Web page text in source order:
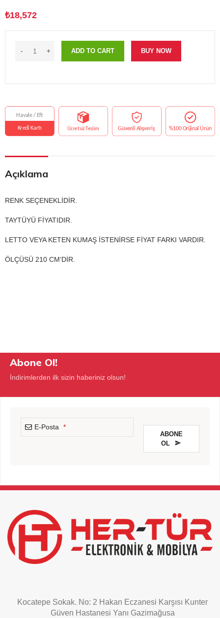
₺18,572
ADD TO CART BUY NOW
Açıklama
RENK SEÇENEKLİDİR.
TAYTÜYÜ FİYATIDIR.
LETTO VEYA KETEN KUMAŞ İSTENİRSE FİYAT FARKI VARDIR.
ÖLÇÜSÜ 210 CM’DİR.
Abone Ol!
İndirimlerden ilk sizin haberiniz olsun!
E-Posta *
ABONE
OL
field
left
blank
Kocatepe Sokak. No: 2 Hakan Eczanesi Karşısı Kunter
Güven Hastanesi Yanı Gazimağusa